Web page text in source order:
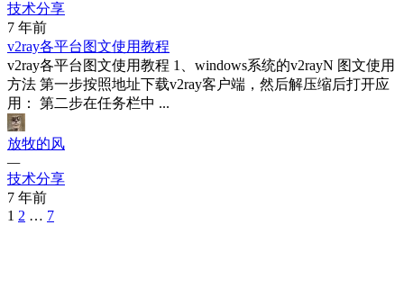
技术分享
7 年前
v2ray各平台图文使用教程
v2ray各平台图文使用教程 1、windows系统的v2rayN 图文使用
方法 第一步按照地址下载v2ray客户端，然后解压缩后打开应
用： 第二步在任务栏中 ...
放牧的风
—
技术分享
7 年前
Posts
1 2 … 7